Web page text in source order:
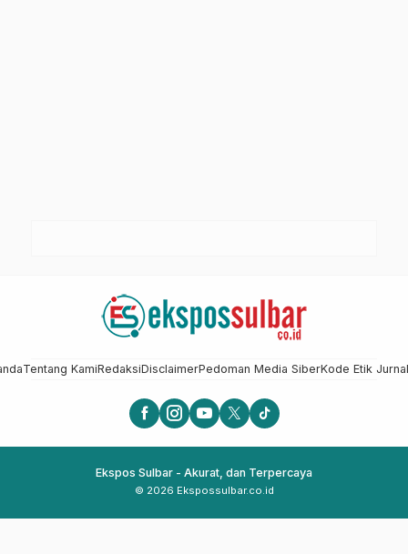
Tentang KamiRedaksiDisclaimerPedoman Media SiberKode Etik
Ekspos Sulbar - Akurat, dan Terpercaya
© 2026 Ekspossulbar.co.id